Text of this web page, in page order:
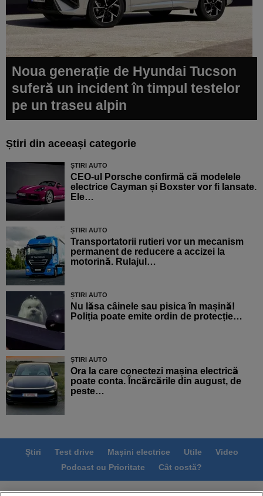
Noua generație de Hyundai Tucson
suferă un incident în timpul testelor
pe un traseu alpin
Știri din aceeași categorie
ȘTIRI AUTO
CEO-ul Porsche confirmă că modelele
electrice Cayman și Boxster vor fi lansate.
Ele…
ȘTIRI AUTO
Transportatorii rutieri vor un mecanism
permanent de reducere a accizei la
motorină. Rulajul…
ȘTIRI AUTO
Nu lăsa câinele sau pisica în mașină!
Poliția poate emite ordin de protecție…
ȘTIRI AUTO
Ora la care conectezi mașina electrică
poate conta. Încărcările din august, de
peste…
Știri Test drive Mașini electrice Utile
Video
Podcast cu Prioritate
Cât costă?
Termeni si conditii Politica de confidentialitate